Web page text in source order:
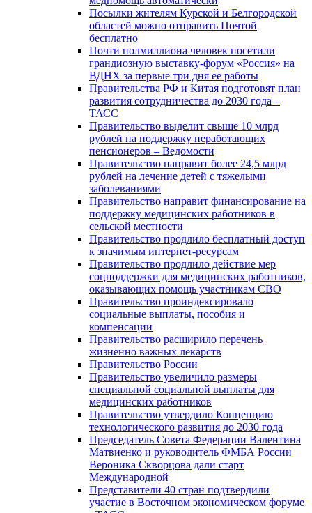
Посылки жителям Курской и Белгородской
областей можно отправить Почтой
бесплатно
Почти полмиллиона человек посетили
грандиозную выставку-форум «Россия» на
ВДНХ за первые три дня ее работы
Правительства РФ и Китая подготовят план
развития сотрудничества до 2030 года –
ТАСС
Правительство выделит свыше 10 млрд
рублей на поддержку неработающих
пенсионеров – Ведомости
Правительство направит более 24,5 млрд
рублей на лечение детей с тяжелыми
заболеваниями
Правительство направит финансирование на
поддержку медицинских работников в
сельской местности
Правительство продлило бесплатный доступ
к значимым интернет-ресурсам
Правительство продлило действие мер
соцподдержки для медицинских работников,
оказывающих помощь участникам СВО
Правительство проиндексировало
социальные выплаты, пособия и
компенсации
Правительство расширило перечень
жизненно важных лекарств
Правительство России
Правительство увеличило размеры
специальной социальной выплаты для
медицинских работников
Правительство утвердило Концепцию
технологического развития до 2030 года
Председатель Совета Федерации Валентина
Матвиенко и руководитель ФМБА России
Вероника Скворцова дали старт
Международной
Представители 40 стран подтвердили
участие в Восточном экономическом форуме